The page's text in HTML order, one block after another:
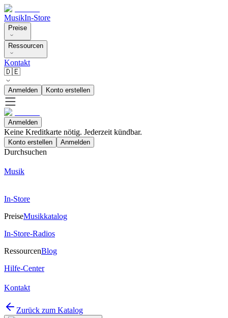
MusikIn-Store
Preise
Ressourcen
Kontakt
🇩🇪
Anmelden Konto erstellen
Anmelden
Keine Kreditkarte nötig. Jederzeit kündbar.
Konto erstellen Anmelden
Durchsuchen
Musik
In-Store
PreiseMusikkatalog
In-Store-Radios
RessourcenBlog
Hilfe-Center
Kontakt
Zurück zum Katalog